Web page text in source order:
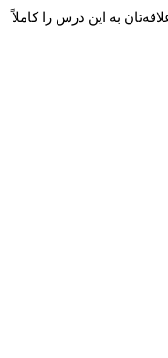
به این درس را کاملاً